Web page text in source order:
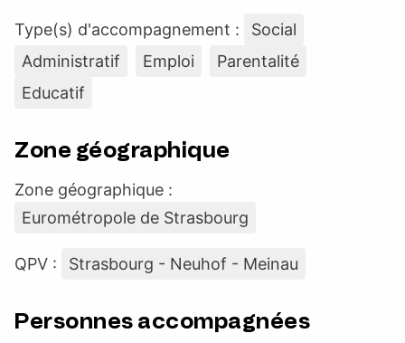
Type(s) d'accompagnement :
Social
Administratif
Emploi
Parentalité
Educatif
Zone géographique
Zone géographique :
Eurométropole de Strasbourg
QPV : Strasbourg - Neuhof - Meinau
Personnes accompagnées